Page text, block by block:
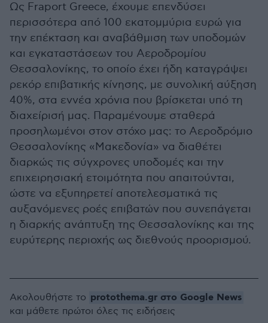
Ως Fraport Greece, έχουμε επενδύσει
περισσότερα από 100 εκατομμύρια ευρώ για
την επέκταση και αναβάθμιση των υποδομών
και εγκαταστάσεων του Αεροδρομίου
Θεσσαλονίκης, το οποίο έχει ήδη καταγράψει
ρεκόρ επιβατικής κίνησης, με συνολική αύξηση
40%, στα εννέα χρόνια που βρίσκεται υπό τη
διαχείρισή μας. Παραμένουμε σταθερά
προσηλωμένοι στον στόχο μας: το Αεροδρόμιο
Θεσσαλονίκης «Μακεδονία» να διαθέτει
διαρκώς τις σύγχρονες υποδομές και την
επιχειρησιακή ετοιμότητα που απαιτούνται,
ώστε να εξυπηρετεί αποτελεσματικά τις
αυξανόμενες ροές επιβατών που συνεπάγεται
η διαρκής ανάπτυξη της Θεσσαλονίκης και της
ευρύτερης περιοχής ως διεθνούς προορισμού.
Ακολουθήστε το protothema.gr στο Google News
και μάθετε πρώτοι όλες τις ειδήσεις